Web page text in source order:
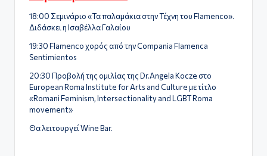
18:00 Σεμινάριο «Τα παλαμάκια στην Τέχνη του Flamencο».
Διδάσκει η Ισαβέλλα Γαλαίου
19:30 Flamenco χορός από την Compania Flamenca
Sentimientos
20:30 Προβολή της ομιλίας της Dr.Angela Kocze στο
European Roma Institute for Arts and Culture με τίτλο
«Romani Feminism, Intersectionality and LGBT Roma
movement»
Θα λειτουργεί Wine Bar.